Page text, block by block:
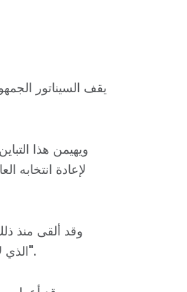
يقف السيناتور
ويهيمن هذا
لإعادة انتخابه
وقد ألقى منذ
الذي لا أساس له" وتبنى شعار "ترامب وتيليس: الحفاظ على أمريكا عظيمة".